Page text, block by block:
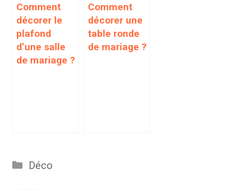
Comment
décorer le
plafond
d’une salle
de mariage ?
Comment
décorer une
table ronde
de mariage ?
Catégories
Déco